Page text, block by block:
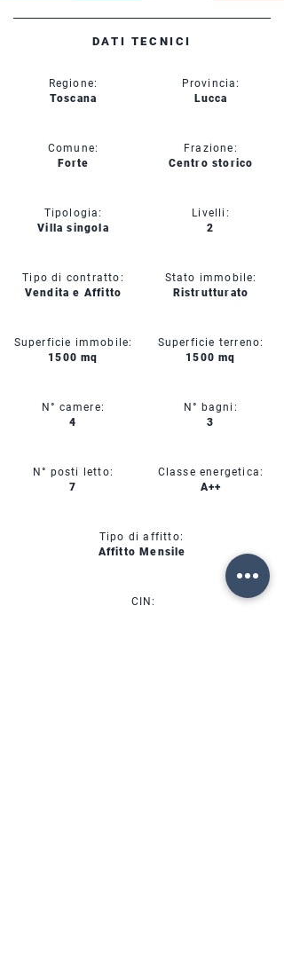
DATI TECNICI
Regione:
Toscana
Comune:
Forte
Tipologia:
Villa singola
Tipo di contratto:
Vendita e Affitto
Superficie immobile:
1500 mq
N° camere:
4
N° posti letto:
7
Provincia:
Lucca
Frazione:
Centro storico
Livelli:
2
Stato immobile:
Ristrutturato
Superficie terreno:
1500 mq
N° bagni:
3
Classe energetica:
A++
Tipo di affitto:
Affitto Mensile
CIN: